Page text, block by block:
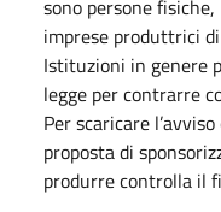
sono persone
imprese produttrici
Istituzioni in genere
legge per contrarre
Per scaricare
proposta di
produrre controlla il